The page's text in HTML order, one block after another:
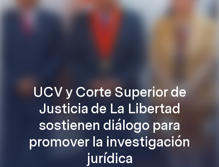
UCV y Corte Superior de
Justicia de La Libertad
sostienen diálogo para
promover la investigación
jurídica